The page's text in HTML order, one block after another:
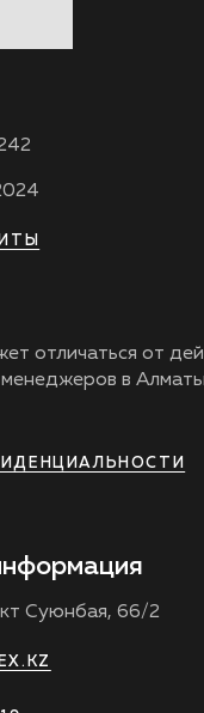
отличаться от
в
Суюнбая, 66/2